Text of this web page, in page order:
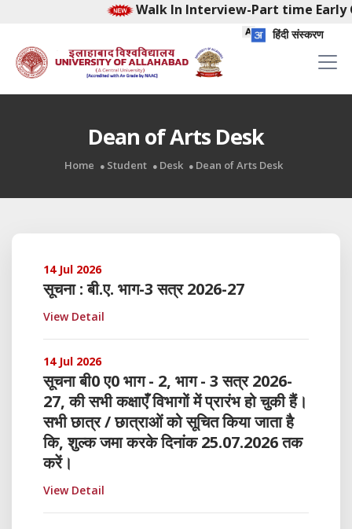
Walk In Interview-Part time Early
हिंदी संस्करण
Dean of Arts Desk
Home Student Desk Dean of Arts Desk
14 Jul 2026
सूचना : बी.ए. भाग-3 सत्र 2026-27
View Detail
14 Jul 2026
सूचना बी0 ए0 भाग - 2, भाग - 3 सत्र 2026-
27, की सभी कक्षाएँ विभागों में प्रारंभ हो चुकी हैं।
सभी छात्र / छात्राओं को सूचित किया जाता है
कि, शुल्क जमा करके दिनांक 25.07.2026 तक
करें।
View Detail